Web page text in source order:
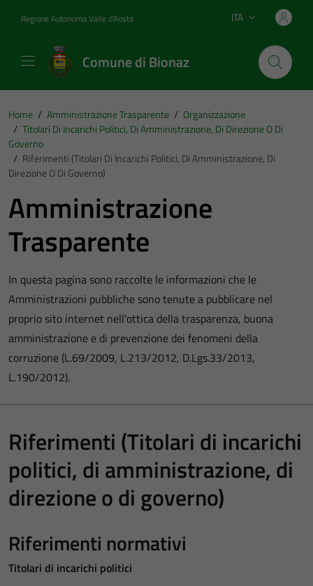
Regione Autonoma Valle d'Aosta Lingua attiva:
ITA
Comune di Bionaz
Home / Amministrazione Trasparente / Organizzazione
/ Titolari Di Incarichi Politici, Di Amministrazione, Di Direzione O Di
Governo
/ Riferimenti (Titolari Di Incarichi Politici, Di Amministrazione, Di
Direzione O Di Governo)
Amministrazione
Trasparente
In questa pagina sono raccolte le informazioni che le
Amministrazioni pubbliche sono tenute a pubblicare nel
proprio sito internet nell’ottica della trasparenza, buona
amministrazione e di prevenzione dei fenomeni della
corruzione (L.69/2009, L.213/2012, D.Lgs.33/2013,
L.190/2012).
Riferimenti (Titolari di incarichi
politici, di amministrazione, di
direzione o di governo)
Riferimenti normativi
Titolari di incarichi politici